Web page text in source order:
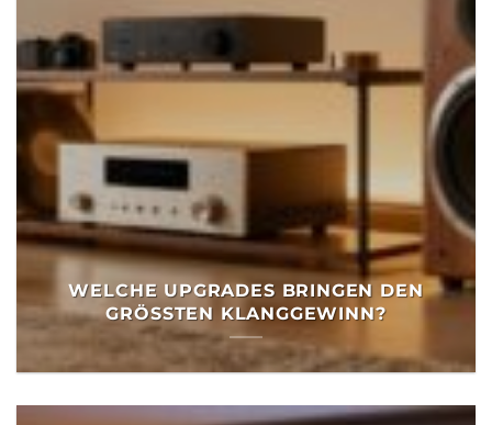
WELCHE UPGRADES BRINGEN DEN
GRÖSSTEN KLANGGEWINN?